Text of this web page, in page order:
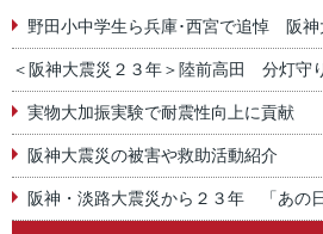
野田小中学生ら兵庫･西宮で追悼 阪神
＜阪神大震災２３年＞陸前高田 分灯守
実物大加振実験で耐震性向上に貢献
阪神大震災の被害や救助活動紹介
阪神・淡路大震災から２３年 「あの